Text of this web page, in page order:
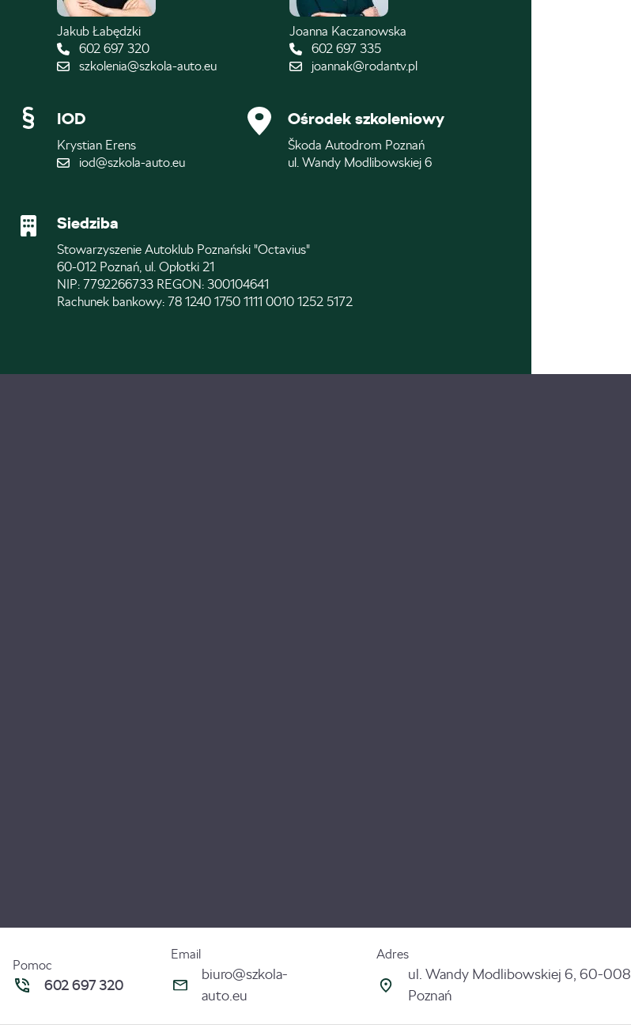
Jakub Łabędzki
602 697 320
szkolenia@szkola-auto.eu
Joanna Kaczanowska
602 697 335
joannak@rodantv.pl
IOD
Krystian Erens
iod@szkola-auto.eu
Ośrodek szkoleniowy
Škoda Autodrom Poznań
ul. Wandy Modlibowskiej 6
Siedziba
Stowarzyszenie Autoklub Poznański "Octavius"
60-012 Poznań, ul. Opłotki 21
NIP: 7792266733 REGON: 300104641
Rachunek bankowy: 78 1240 1750 1111 0010 1252 5172
Pomoc
602 697 320
Email
biuro@szkola-
auto.eu
Adres
ul. Wandy Modlibowskiej 6, 60-008
Poznań